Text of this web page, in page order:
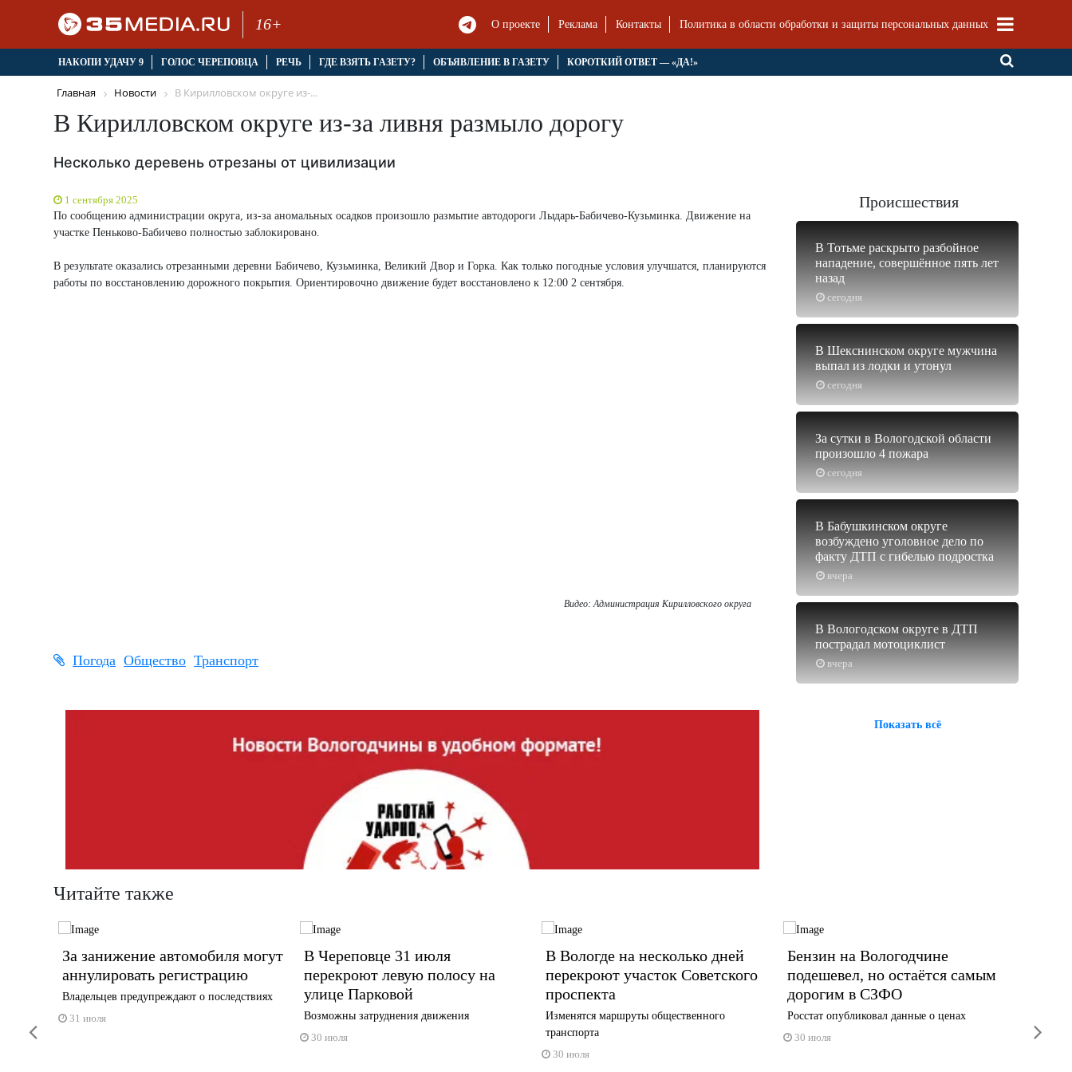
16+ О проекте Реклама Контакты Политика в области обработки и защиты персональных данных
НАКОПИ УДАЧУ 9 ГОЛОС ЧЕРЕПОВЦА РЕЧЬ ГДЕ ВЗЯТЬ ГАЗЕТУ? ОБЪЯВЛЕНИЕ В ГАЗЕТУ КОРОТКИЙ ОТВЕТ — «ДА!»
Главная Новости В Кирилловском округе из-...
В Кирилловском округе из-за ливня размыло дорогу
Несколько деревень отрезаны от цивилизации
1 сентября 2025
По сообщению администрации округа, из-за аномальных осадков произошло размытие автодороги Лыдарь-Бабичево-Кузьминка. Движение на
участке Пеньково-Бабичево полностью заблокировано.
В результате оказались отрезанными деревни Бабичево, Кузьминка, Великий Двор и Горка. Как только погодные условия улучшатся, планируются
работы по восстановлению дорожного покрытия. Ориентировочно движение будет восстановлено к 12:00 2 сентября.
Видео: Администрация Кирилловского округа
Погода Общество Транспорт
Происшествия
сегодня
В Тотьме раскрыто разбойное
нападение, совершённое пять лет
назад
сегодня
В Шекснинском округе мужчина
выпал из лодки и утонул
сегодня
За сутки в Вологодской области
произошло 4 пожара
вчера
В Бабушкинском округе
возбуждено уголовное дело по
факту ДТП с гибелью подростка
вчера
В Вологодском округе в ДТП
пострадал мотоциклист
Показать всё
Читайте также
За занижение автомобиля могут
аннулировать регистрацию
Владельцев предупреждают о последствиях
31 июля
В Череповце 31 июля
перекроют левую полосу на
улице Парковой
Возможны затруднения движения
30 июля
В Вологде на несколько дней
перекроют участок Советского
проспекта
Изменятся маршруты общественного
транспорта
30 июля
Бензин на Вологодчине
подешевел, но остаётся самым
дорогим в СЗФО
Росстат опубликовал данные о ценах
30 июля
24 июля